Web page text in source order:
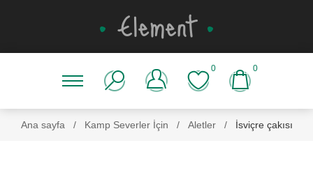
0 0
Ana sayfa / Kamp Severler İçin / Aletler / İsviçre çakısı